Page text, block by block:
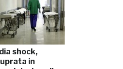
shock,
in